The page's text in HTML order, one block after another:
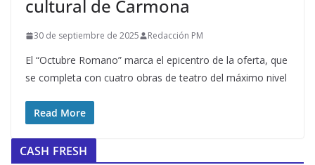
cultural de Carmona
30 de septiembre de 2025 Redacción PM
El “Octubre Romano” marca el epicentro de la oferta, que
se completa con cuatro obras de teatro del máximo nivel
Read More
CASH FRESH